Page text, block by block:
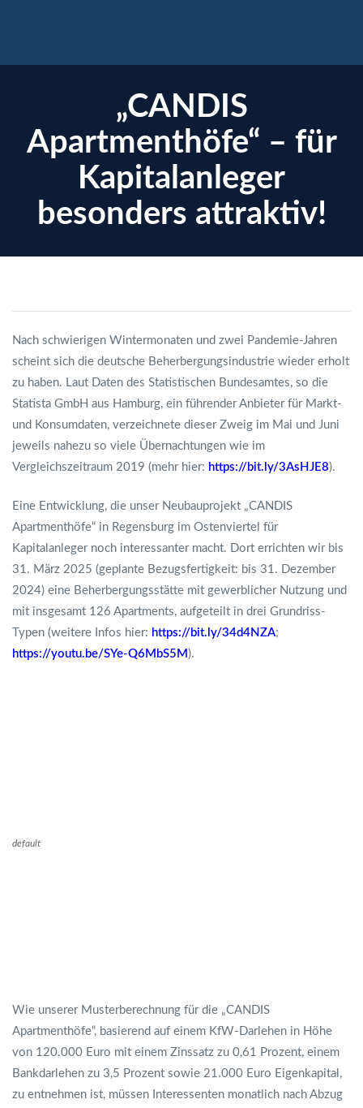
„CANDIS
Apartmenthöfe“ – für
Kapitalanleger
besonders attraktiv!
Nach schwierigen Wintermonaten und zwei Pandemie-Jahren
scheint sich die deutsche Beherbergungsindustrie wieder erholt
zu haben. Laut Daten des Statistischen Bundesamtes, so die
Statista GmbH aus Hamburg, ein führender Anbieter für Markt-
und Konsumdaten, verzeichnete dieser Zweig im Mai und Juni
jeweils nahezu so viele Übernachtungen wie im
Vergleichszeitraum 2019 (mehr hier: https://bit.ly/3AsHJE8).
Eine Entwicklung, die unser Neubauprojekt „CANDIS
Apartmenthöfe“ in Regensburg im Ostenviertel für
Kapitalanleger noch interessanter macht. Dort errichten wir bis
31. März 2025 (geplante Bezugsfertigkeit: bis 31. Dezember
2024) eine Beherbergungsstätte mit gewerblicher Nutzung und
mit insgesamt 126 Apartments, aufgeteilt in drei Grundriss-
Typen (weitere Infos hier: https://bit.ly/34d4NZA;
https://youtu.be/SYe-Q6MbS5M ).
default
Wie unserer Musterberechnung für die „CANDIS
Apartmenthöfe“, basierend auf einem KfW-Darlehen in Höhe
von 120.000 Euro mit einem Zinssatz zu 0,61 Prozent, einem
Bankdarlehen zu 3,5 Prozent sowie 21.000 Euro Eigenkapital,
zu entnehmen ist, müssen Interessenten monatlich nach Abzug